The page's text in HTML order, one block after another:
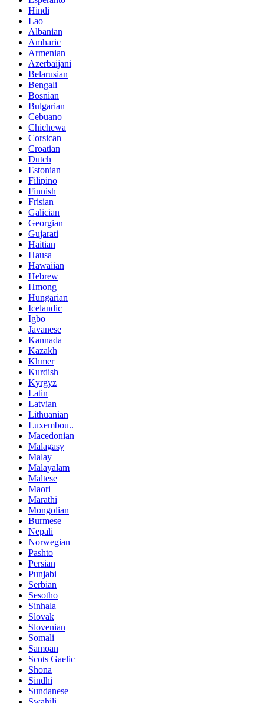
Hindi
Lao
Albanian
Amharic
Armenian
Azerbaijani
Belarusian
Bengali
Bosnian
Bulgarian
Cebuano
Chichewa
Corsican
Croatian
Dutch
Estonian
Filipino
Finnish
Frisian
Galician
Georgian
Gujarati
Haitian
Hausa
Hawaiian
Hebrew
Hmong
Hungarian
Icelandic
Igbo
Javanese
Kannada
Kazakh
Khmer
Kurdish
Kyrgyz
Latin
Latvian
Lithuanian
Luxembou..
Macedonian
Malagasy
Malay
Malayalam
Maltese
Maori
Marathi
Mongolian
Burmese
Nepali
Norwegian
Pashto
Persian
Punjabi
Serbian
Sesotho
Sinhala
Slovak
Slovenian
Somali
Samoan
Scots Gaelic
Shona
Sindhi
Sundanese